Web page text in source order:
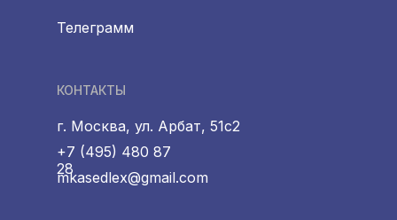
КОНТАКТЫ
г. Москва, ул. Арбат, 51с2
+7 (495) 480 87
28
mkasedlex@gmail.com
Телеграмм